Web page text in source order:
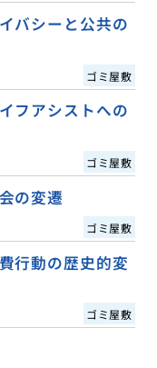
バシーと公共の
ゴミ屋敷
フアシストへの
ゴミ屋敷
の変遷
ゴミ屋敷
行動の歴史的変
ゴミ屋敷